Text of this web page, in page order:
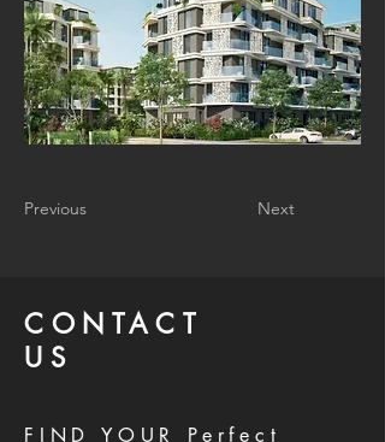
Previous Next
CONTACT
US
FIND YOUR Perfect